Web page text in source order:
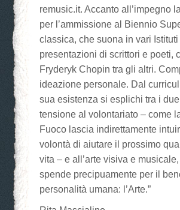
remusic.it. Accanto all’impegno
per l’ammissione al Biennio
classica, che suona in vari
presentazioni di scrittori e poeti,
Fryderyk Chopin tra gli altri.
ideazione personale. Dal
sua esistenza si esplichi tra i
tensione al volontariato – come
Fuoco lascia indirettamente
volontà di aiutare il prossimo
vita – e all’arte visiva e
spende precipuamente per il
personalità umana: l’Arte.”